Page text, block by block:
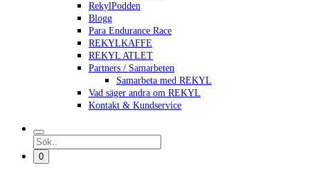
RekylPodden
Blogg
Para Endurance Race
REKYLKAFFE
REKYL ATLET
Partners / Samarbeten
Samarbeta med REKYL
Vad säger andra om REKYL
Kontakt & Kundservice
0